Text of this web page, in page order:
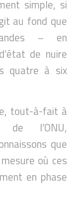
simple, si
au fond que
– en
de nuire
quatre à six
tout-à-fait à
l’ONU,
que
où ces
en phase